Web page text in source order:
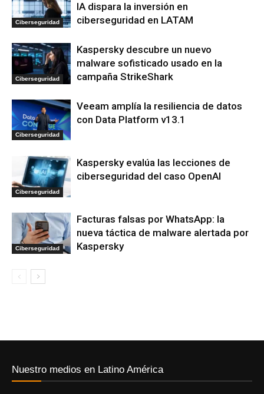
Ciberseguridad
IA dispara la inversión en
ciberseguridad en LATAM
Ciberseguridad
Kaspersky descubre un nuevo
malware sofisticado usado en la
campaña StrikeShark
Ciberseguridad
Veeam amplía la resiliencia de datos
con Data Platform v13.1
Ciberseguridad
Kaspersky evalúa las lecciones de
ciberseguridad del caso OpenAI
Ciberseguridad
Facturas falsas por WhatsApp: la
nueva táctica de malware alertada por
Kaspersky
Nuestro medios en Latino América